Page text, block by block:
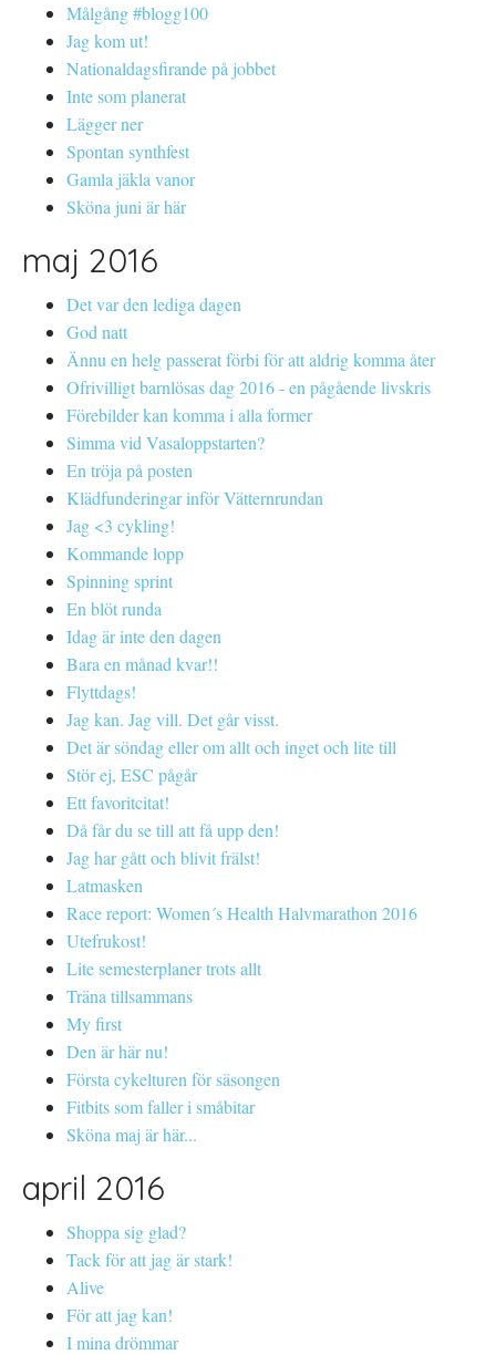
Målgång #blogg100
Jag kom ut!
Nationaldagsfirande på jobbet
Inte som planerat
Lägger ner
Spontan synthfest
Gamla jäkla vanor
Sköna juni är här
maj 2016
Det var den lediga dagen
God natt
Ännu en helg passerat förbi för att aldrig komma åter
Ofrivilligt barnlösas dag 2016 - en pågående livskris
Förebilder kan komma i alla former
Simma vid Vasaloppstarten?
En tröja på posten
Klädfunderingar inför Vätternrundan
Jag <3 cykling!
Kommande lopp
Spinning sprint
En blöt runda
Idag är inte den dagen
Bara en månad kvar!!
Flyttdags!
Jag kan. Jag vill. Det går visst.
Det är söndag eller om allt och inget och lite till
Stör ej, ESC pågår
Ett favoritcitat!
Då får du se till att få upp den!
Jag har gått och blivit frälst!
Latmasken
Race report: Women´s Health Halvmarathon 2016
Utefrukost!
Lite semesterplaner trots allt
Träna tillsammans
My first
Den är här nu!
Första cykelturen för säsongen
Fitbits som faller i småbitar
Sköna maj är här...
april 2016
Shoppa sig glad?
Tack för att jag är stark!
Alive
För att jag kan!
I mina drömmar